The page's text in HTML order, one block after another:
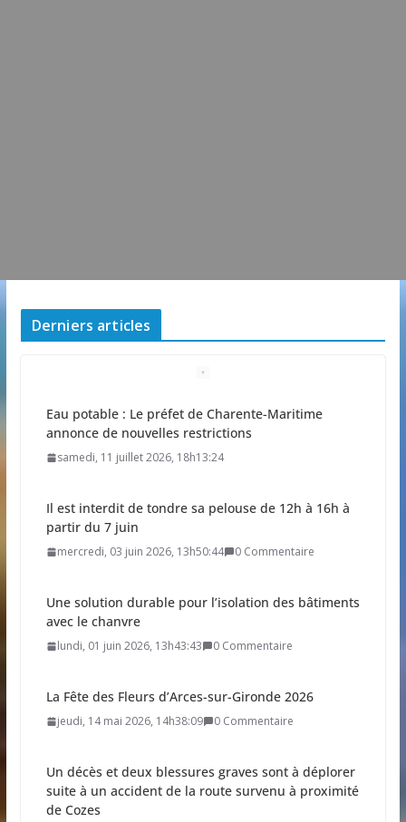
Derniers articles
Eau potable : Le préfet de Charente-Maritime
annonce de nouvelles restrictions
samedi, 11 juillet 2026, 18h13:24
Il est interdit de tondre sa pelouse de 12h à 16h à
partir du 7 juin
mercredi, 03 juin 2026, 13h50:44 0 Commentaire
Une solution durable pour l’isolation des bâtiments
avec le chanvre
lundi, 01 juin 2026, 13h43:43 0 Commentaire
La Fête des Fleurs d’Arces-sur-Gironde 2026
jeudi, 14 mai 2026, 14h38:09 0 Commentaire
Un décès et deux blessures graves sont à déplorer
suite à un accident de la route survenu à proximité
de Cozes